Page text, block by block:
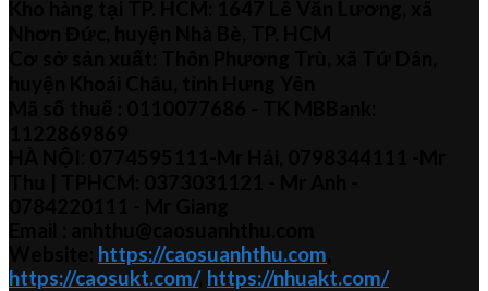
https://caosuanhthu.com
https://caosukt.com/, https://nhuakt.com/